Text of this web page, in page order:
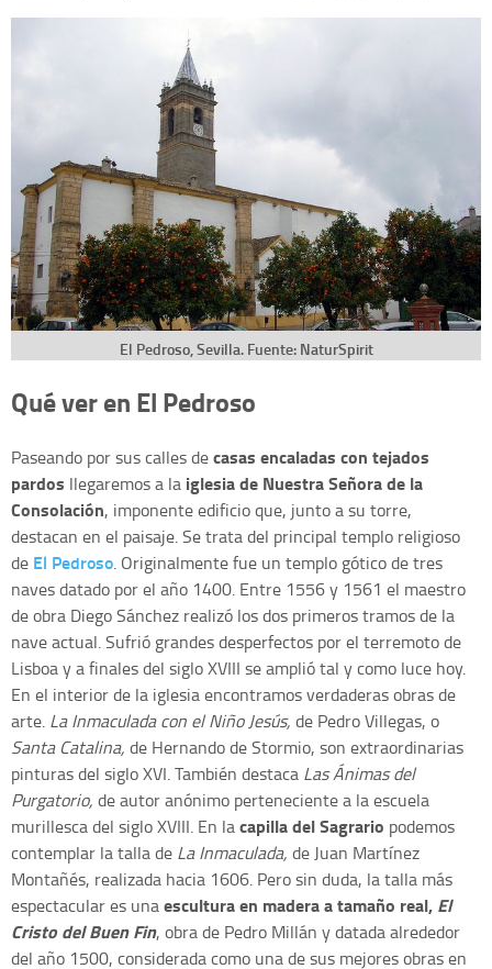
El Pedroso, Sevilla. Fuente: NaturSpirit
Qué ver en El Pedroso
Paseando por sus calles decasas encaladas con tejados
pardos llegaremos a la iglesia de Nuestra Señora de la
Consolación, imponente edificio que, junto a su torre,
destacan en el paisaje. Se trata del principal templo religioso
de El Pedroso. Originalmente fue un templo gótico de tres
naves datado por el año 1400. Entre 1556 y 1561 el maestro
de obra Diego Sánchez realizó los dos primeros tramos de la
nave actual. Sufrió grandes desperfectos por el terremoto de
Lisboa y a finales del siglo XVIII se amplió tal y como luce hoy.
En el interior de la iglesia encontramos verdaderas obras de
arte. La Inmaculada con el Niño Jesús, de Pedro Villegas, o
Santa Catalina, de Hernando de Stormio, son extraordinarias
pinturas del siglo XVI. También destaca Las Ánimas del
Purgatorio, de autor anónimo perteneciente a la escuela
murillesca del siglo XVIII. En lacapilla del Sagrario podemos
contemplar la talla de La Inmaculada, de Juan Martínez
Montañés, realizada hacia 1606. Pero sin duda, la talla más
espectacular es unaescultura en madera a tamaño real, El
Cristo del Buen Fin, obra de Pedro Millán y datada alrededor
del año 1500, considerada como una de sus mejores obras en